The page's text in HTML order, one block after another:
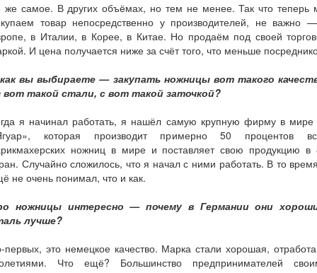
же самое. В других объёмах, но тем не менее. Так что теперь
товар непосредственно у производителей, не важно
в Италии, в Корее, в Китае. Но продаём под своей
И цена получается ниже за счёт того, что меньше
вы выбираете — закупать ножницы вот такого
вот такой стали, с вот такой заточкой?
я начинал работать, я нашёл самую крупную фирму в
которая производит примерно 50 процентов
ножниц в мире и поставляет свою продукцию в
Случайно сложилось, что я начал с ними работать. В то
не очень понимал, что и как.
ножницы интересно — почему в Германии они
лучше?
первых, это немецкое качество. Марка стали хорошая,
Что ещё? Большинство предпринимателей